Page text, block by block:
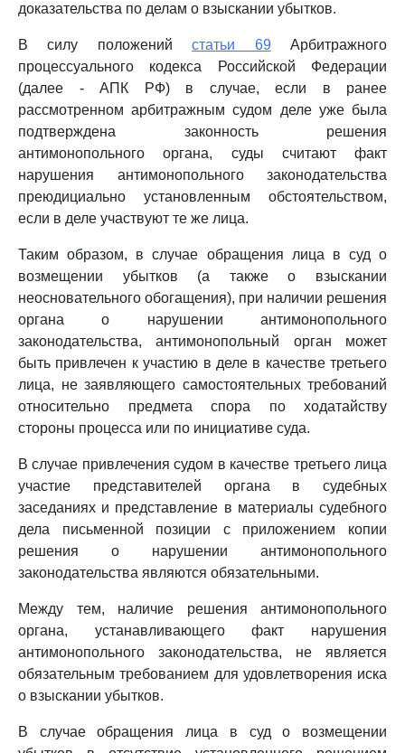
доказательства по делам о взыскании убытков.
В силу положенийстатьи 69 Арбитражного
процессуального кодекса Российской Федерации
(далее - АПК РФ) в случае, если в ранее
рассмотренном арбитражным судом деле уже была
подтверждена законность решения
антимонопольного органа, суды считают факт
нарушения антимонопольного законодательства
преюдициально установленным обстоятельством,
если в деле участвуют те же лица.
Таким образом, в случае обращения лица в суд о
возмещении убытков (а также о взыскании
неосновательного обогащения), при наличии решения
органа о нарушении антимонопольного
законодательства, антимонопольный орган может
быть привлечен к участию в деле в качестве третьего
лица, не заявляющего самостоятельных требований
относительно предмета спора по ходатайству
стороны процесса или по инициативе суда.
В случае привлечения судом в качестве третьего лица
участие представителей органа в судебных
заседаниях и представление в материалы судебного
дела письменной позиции с приложением копии
решения о нарушении антимонопольного
законодательства являются обязательными.
Между тем, наличие решения антимонопольного
органа, устанавливающего факт нарушения
антимонопольного законодательства, не является
обязательным требованием для удовлетворения иска
о взыскании убытков.
В случае обращения лица в суд о возмещении